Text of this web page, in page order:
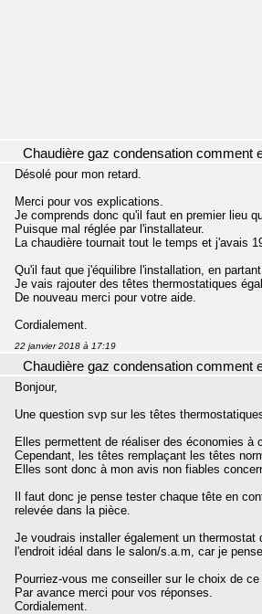
Chaudière gaz condensation comment
Désolé pour mon retard.
Merci pour vos explications.
Je comprends donc qu'il faut en premier lieu
Puisque mal réglée par l'installateur.
La chaudière tournait tout le temps et j'avais
Qu'il faut que j'équilibre l'installation, en
Je vais rajouter des têtes thermostatiques
De nouveau merci pour votre aide.
Cordialement.
22 janvier 2018 à 17:19
Chaudière gaz condensation comment
Bonjour,
Une question svp sur les têtes
Elles permettent de réaliser des économies à
Cependant, les têtes remplaçant les têtes
Elles sont donc à mon avis non fiables
Il faut donc je pense tester chaque tête en
relevée dans la pièce.
Je voudrais installer également un
l'endroit idéal dans le salon/s.a.m, car je
Pourriez-vous me conseiller sur le choix de
Par avance merci pour vos réponses.
Cordialement.